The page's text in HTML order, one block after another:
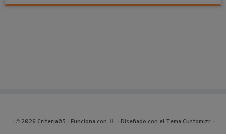
· © 2026 Criteria05 · Funciona con · Diseñado con el Tema Customizr ·